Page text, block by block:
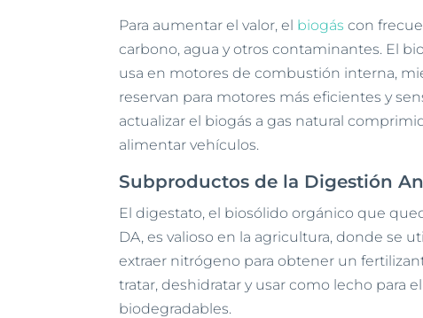
Para aumentar el valor, el biogás con
carbono, agua y otros contaminantes. El
usa en motores de combustión interna,
reservan para motores más eficientes y
actualizar el biogás a gas natural
alimentar vehículos.
Subproductos de la Digestión
El digestato, el biosólido orgánico que
DA, es valioso en la agricultura, donde se
extraer nitrógeno para obtener un
tratar, deshidratar y usar como lecho para
biodegradables.